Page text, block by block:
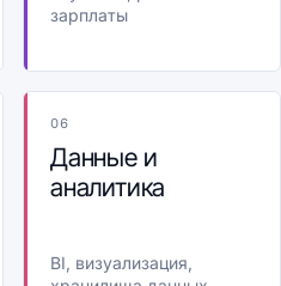
зарплаты
06
Данные и
аналитика
BI, визуализация,